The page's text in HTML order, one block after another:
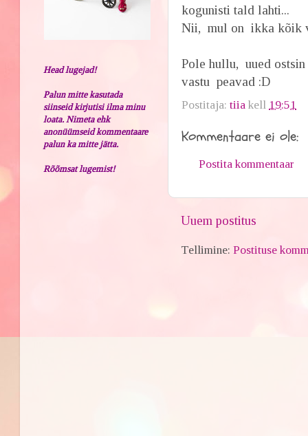
kogunisti tald lahti...
Nii, mul on ikka kõik
Pole hullu, uued
vastu peavad :D
Postitaja:tiia kell 19:51
Kommentaare ei ole:
Postita kommentaar
Uuem postitus
Tellimine:Postituse
Head lugejad!
Palun mitte kasutada
siinseid kirjutisi ilma minu
loata. Nimeta ehk
anonüümseid kommentaare
palun ka mitte jätta.
Rõõmsat lugemist!